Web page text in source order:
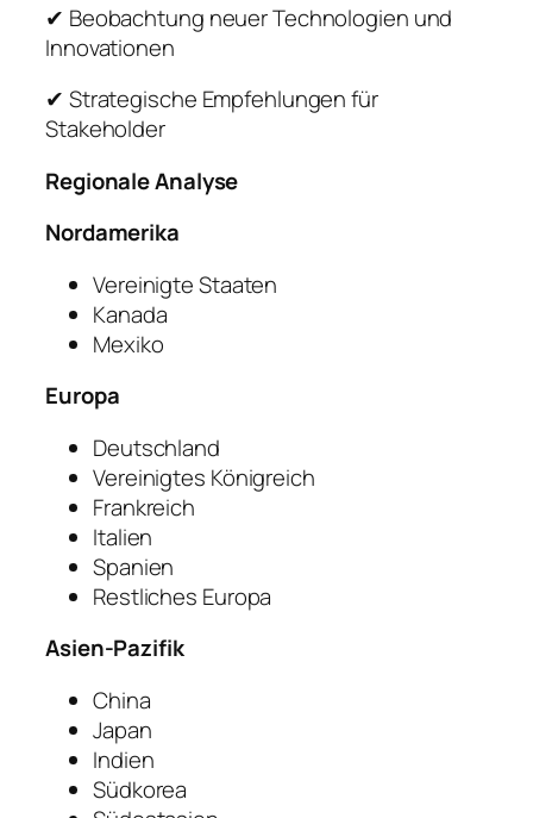
✔ Beobachtung neuer Technologien und
Innovationen
✔ Strategische Empfehlungen für
Stakeholder
Regionale Analyse
Nordamerika
Vereinigte Staaten
Kanada
Mexiko
Europa
Deutschland
Vereinigtes Königreich
Frankreich
Italien
Spanien
Restliches Europa
Asien-Pazifik
China
Japan
Indien
Südkorea